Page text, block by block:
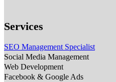
Services
SEO Management Specialist
Social Media Management
Web Development
Facebook & Google Ads